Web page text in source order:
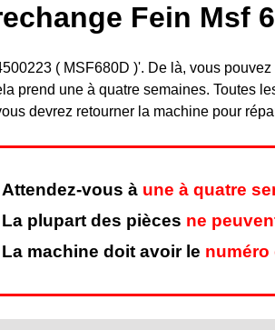
Fein Msf
( MSF680D )'. De là, vous
prend une à quatre semaines. Toutes
devrez retourner la machine pour
Attendez-vous à une à quatre
La plupart des pièces ne
La machine doit avoir le numéro